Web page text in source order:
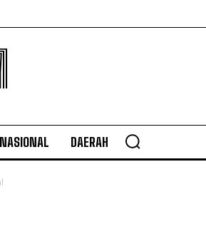
DAERAH